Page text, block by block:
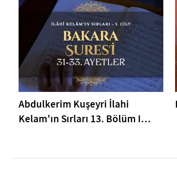
Abdulkerim Kuşeyri İlahi
Kelam'ın Sırları 13. Bölüm I